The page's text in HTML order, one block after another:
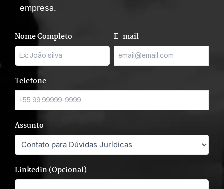
empresa.
Nome Completo E-mail
Telefone
Assunto
Linkedin (Opcional)